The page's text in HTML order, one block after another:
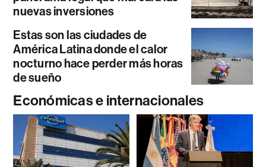
nuevas inversiones
Estas son las ciudades de
América Latina donde el calor
nocturno hace perder más horas
de sueño
Económicas e internacionales